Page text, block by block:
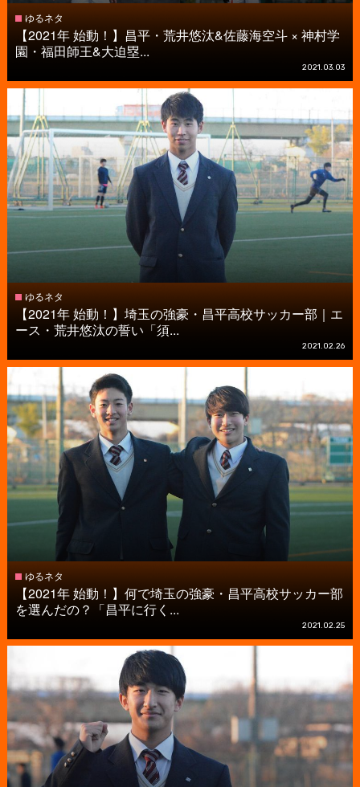
ゆるネタ
【2021年 始動！】昌平・荒井悠汰&佐藤海空斗 × 神村学
園・福田師王&大迫塁...
2021.03.03
ゆるネタ
【2021年 始動！】埼玉の強豪・昌平高校サッカー部｜エ
ース・荒井悠汰の誓い「須...
2021.02.26
ゆるネタ
【2021年 始動！】何で埼玉の強豪・昌平高校サッカー部
を選んだの？「昌平に行く...
2021.02.25